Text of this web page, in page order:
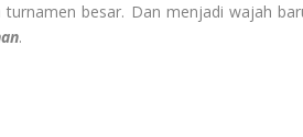
besar. Dan menjadi wajah
.